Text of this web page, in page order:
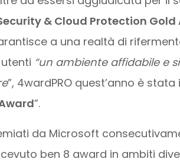
& Cloud Protection Gold
a una realtà di
“un ambiente affidabile e
”, 4wardPRO quest’anno è
”.
da Microsoft
ben 8 award in ambiti